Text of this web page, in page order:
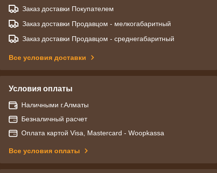
Заказ доставки Покупателем
Заказ доставки Продавцом - мелкогабаритный
Заказ доставки Продавцом - среднегабаритный
Все условия доставки
Условия оплаты
Наличными г.Алматы
Безналичный расчет
Оплата картой Visa, Mastercard - Woopkassa
Все условия оплаты